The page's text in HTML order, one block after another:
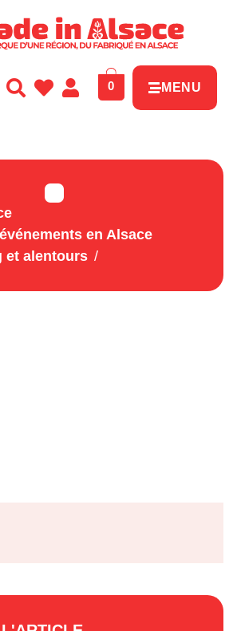
0 MENU
en Alsace
et alentours